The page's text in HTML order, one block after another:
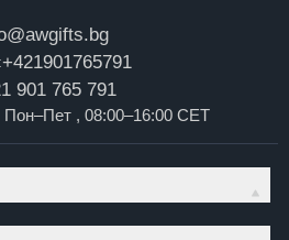
+421901765791
901 765 791
, 08:00–16:00 CET